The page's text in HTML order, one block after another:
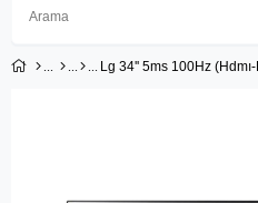
Üye Girişi Üye Ol